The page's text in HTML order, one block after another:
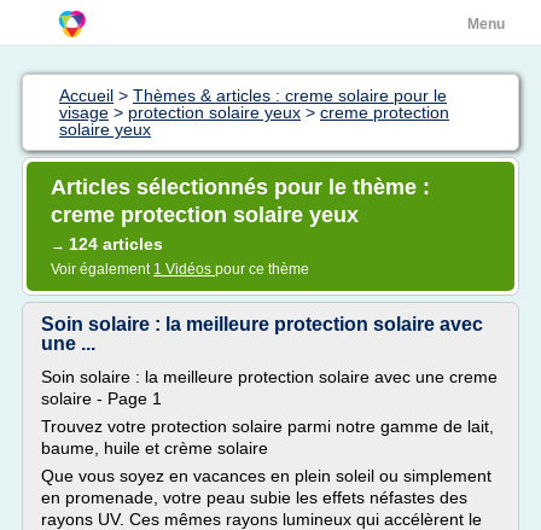
Menu
Accueil > Thèmes & articles : creme solaire pour le
visage > protection solaire yeux > creme protection
solaire yeux
Articles sélectionnés pour le thème :
creme protection solaire yeux
→ 124 articles
Voir également 1 Vidéos pour ce thème
Soin solaire : la meilleure protection solaire avec
une ...
Soin solaire : la meilleure protection solaire avec une creme
solaire - Page 1
Trouvez votre protection solaire parmi notre gamme de lait,
baume, huile et crème solaire
Que vous soyez en vacances en plein soleil ou simplement
en promenade, votre peau subie les effets néfastes des
rayons UV. Ces mêmes rayons lumineux qui accélèrent le